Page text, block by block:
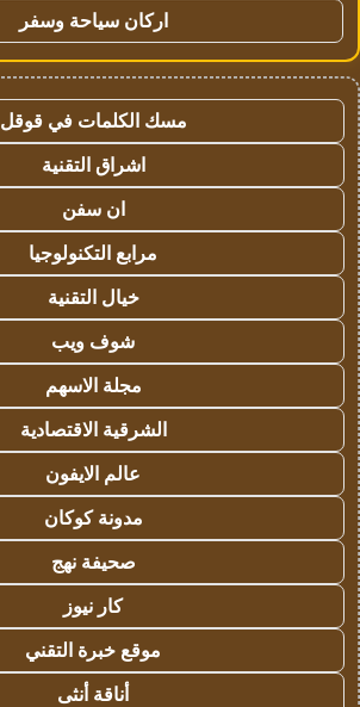
اركان سياحة وسفر
مسك الكلمات في قوقل
اشراق التقنية
ان سفن
مرابع التكنولوجيا
خيال التقنية
شوف ويب
مجلة الاسهم
الشرقية الاقتصادية
عالم الايفون
مدونة كوكان
صحيفة نهج
كار نيوز
موقع خبرة التقني
أناقة أنثى